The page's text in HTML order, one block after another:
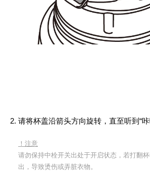
请将杯盖沿箭头方向旋转，直至听到“咔
！注意
请勿保持中栓开关出处于开启状态，若打翻
出，导致烫伤或弄脏衣物。